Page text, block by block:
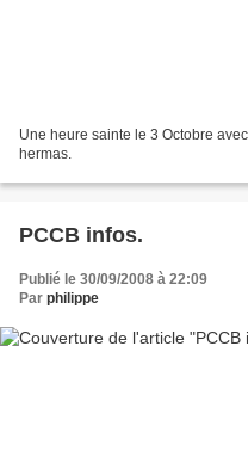
Une heure sainte le 3 Octobre
hermas.
PCCB infos.
Publié le 30/09/2008 à 22:09
Par philippe